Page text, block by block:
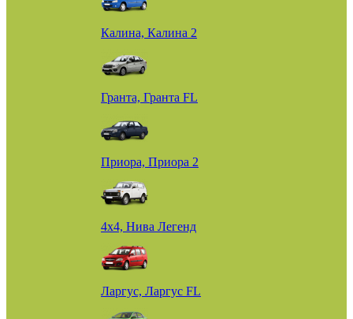
Калина, Калина 2
Гранта, Гранта FL
Приора, Приора 2
4х4, Нива Легенд
Ларгус, Ларгус FL